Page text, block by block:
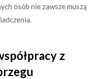
osób nie zawsze muszą
z